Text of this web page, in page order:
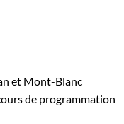
et Mont-Blanc
de programmation